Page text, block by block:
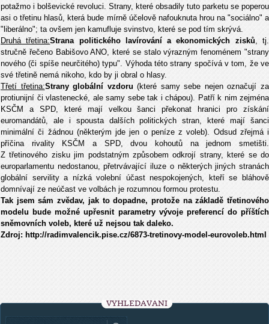
potažmo i bolševické revoluci. Strany, které obsadily tuto parketu se poperou
asi o třetinu hlasů, která bude mírně účelově nafouknuta hrou na "sociálno" a
"liberálno"; ta ovšem jen kamufluje svinstvo, které se pod tím skrývá.
Druhá třetina:Strana politického lavírování a ekonomických zisků, tj.
stručně řečeno Babišovo ANO, které se stalo výrazným fenoménem "strany
nového (či spíše neurčitého) typu". Výhoda této strany spočívá v tom, že ve
své třetině nemá nikoho, kdo by ji obral o hlasy.
Třetí třetina:Strany globální vzdoru (které samy sebe nejen označují za
protiunijní či vlastenecké, ale samy sebe tak i chápou). Patří k nim zejména
KSČM a SPD, které mají velkou šanci překonat hranici pro získání
euromandátů, ale i spousta dalších politických stran, které mají šanci
minimální či žádnou (některým jde jen o peníze z voleb). Odsud zřejmá i
příčina rivality KSČM a SPD, dvou kohoutů na jednom smetišti.
Z třetinového zisku jim podstatným způsobem odkrojí strany, které se do
europarlamentu nedostanou, přetrvávající iluze o některých jiných stranách
globální servility a nízká volební účast nespokojených, kteří se bláhově
domnívají ze neúčast ve volbách je rozumnou formou protestu.
Tak jsem sám zvědav, jak to dopadne, protože na základě třetinového
modelu bude možné upřesnit parametry vývoje preferencí do příštích
sněmovních voleb, které už nejsou tak daleko.
Zdroj: http://radimvalencik.pise.cz/6873-tretinovy-model-eurovoleb.html
VYHLEDÁVÁNÍ